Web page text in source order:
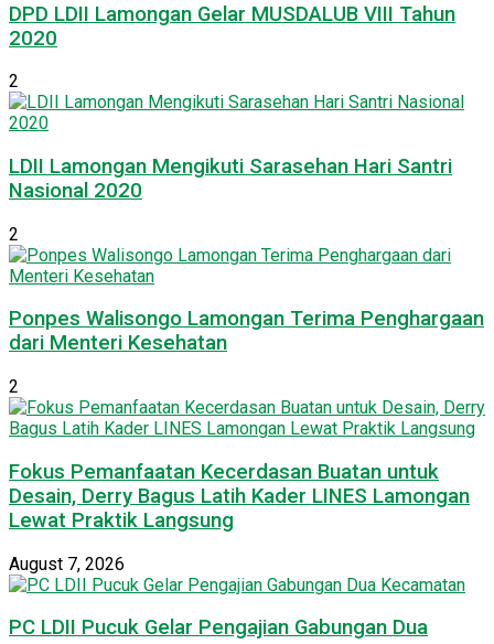
DPD LDII Lamongan Gelar MUSDALUB VIII Tahun
2020
2
LDII Lamongan Mengikuti Sarasehan Hari Santri
Nasional 2020
2
Ponpes Walisongo Lamongan Terima Penghargaan
dari Menteri Kesehatan
2
Fokus Pemanfaatan Kecerdasan Buatan untuk
Desain, Derry Bagus Latih Kader LINES Lamongan
Lewat Praktik Langsung
August 7, 2026
PC LDII Pucuk Gelar Pengajian Gabungan Dua